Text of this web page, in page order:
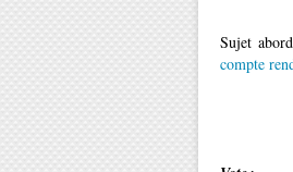
Sujet
compte